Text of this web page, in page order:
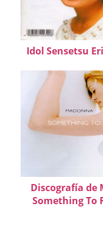
Idol Sensetsu
Discografía de
Something To